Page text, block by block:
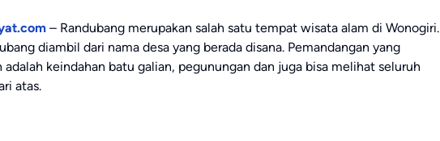
– Randubang merupakan salah satu tempat wisata alam di Wonogiri.
diambil dari nama desa yang berada disana. Pemandangan yang
adalah keindahan batu galian, pegunungan dan juga bisa melihat seluruh
atas.